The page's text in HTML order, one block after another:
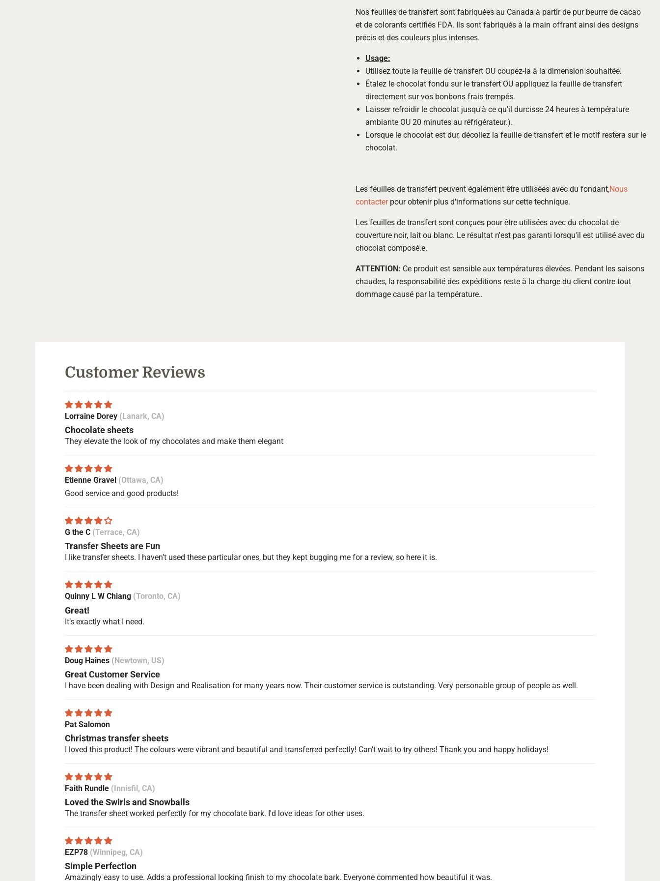
Nos feuilles de transfert sont fabriquées au Canada à partir de pur beurre de cacao
et de colorants certifiés FDA. Ils sont fabriqués à la main offrant ainsi des designs
précis et des couleurs plus intenses.
Usage:
Utilisez toute la feuille de transfert OU coupez-la à la dimension souhaitée.
Étalez le chocolat fondu sur le transfert OU appliquez la feuille de transfert
directement sur vos bonbons frais trempés.
Laisser refroidir le chocolat jusqu'à ce qu'il durcisse 24 heures à température
ambiante OU 20 minutes au réfrigérateur.).
Lorsque le chocolat est dur, décollez la feuille de transfert et le motif restera sur le
chocolat.
Les feuilles de transfert peuvent également être utilisées avec du fondant,Nous
contacterpour obtenir plus d'informations sur cette technique.
Les feuilles de transfert sont conçues pour être utilisées avec du chocolat de
couverture noir, lait ou blanc. Le résultat n'est pas garanti lorsqu'il est utilisé avec du
chocolat composé.e.
ATTENTION: Ce produit est sensible aux températures élevées. Pendant les saisons
chaudes, la responsabilité des expéditions reste à la charge du client contre tout
dommage causé par la température..
Customer Reviews
Lorraine Dorey (Lanark, CA)
Chocolate sheets
They elevate the look of my chocolates and make them elegant
Etienne Gravel (Ottawa, CA)
Good service and good products!
G the C (Terrace, CA)
Transfer Sheets are Fun
I like transfer sheets. I haven’t used these particular ones, but they kept bugging me for a review, so here it is.
Quinny L W Chiang (Toronto, CA)
Great!
It’s exactly what I need.
Doug Haines (Newtown, US)
Great Customer Service
I have been dealing with Design and Realisation for many years now. Their customer service is outstanding. Very personable group of people as well.
Pat Salomon
Christmas transfer sheets
I loved this product! The colours were vibrant and beautiful and transferred perfectly! Can’t wait to try others! Thank you and happy holidays!
Faith Rundle (Innisfil, CA)
Loved the Swirls and Snowballs
The transfer sheet worked perfectly for my chocolate bark. I'd love ideas for other uses.
EZP78 (Winnipeg, CA)
Simple Perfection
Amazingly easy to use. Adds a professional looking finish to my chocolate bark. Everyone commented how beautiful it was.